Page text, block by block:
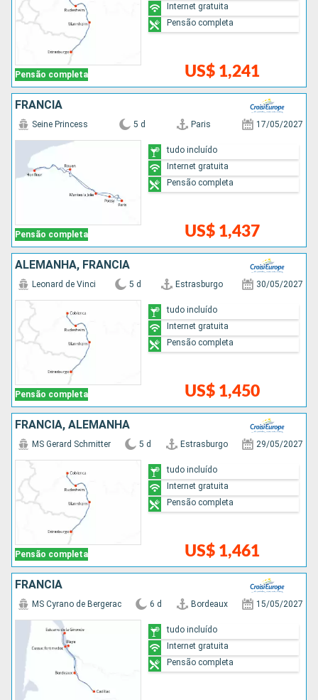
Pensão completa US$ 1,241
Internet gratuita
Pensão completa
FRANCIA
Pensão completa
Seine Princess 5 d Paris 17/05/2027
US$ 1,437
tudo incluído
Internet gratuita
Pensão completa
ALEMANHA, FRANCIA
Pensão completa
Leonard de Vinci 5 d Estrasburgo 30/05/2027
US$ 1,450
tudo incluído
Internet gratuita
Pensão completa
FRANCIA, ALEMANHA
Pensão completa
MS Gerard Schmitter 5 d Estrasburgo 29/05/2027
US$ 1,461
tudo incluído
Internet gratuita
Pensão completa
FRANCIA
MS Cyrano de Bergerac 6 d Bordeaux 15/05/2027
tudo incluído
Internet gratuita
Pensão completa